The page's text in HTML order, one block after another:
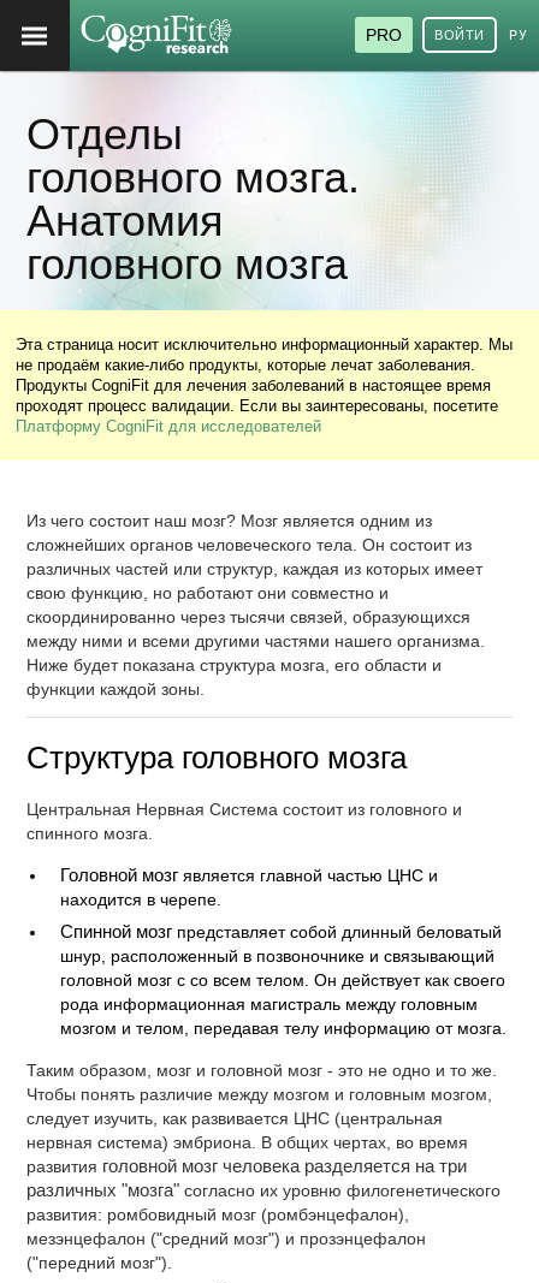
PRO ВОЙТИ
Отделы
головного мозга.
Анатомия
головного мозга
Эта страница носит исключительно информационный характер. Мы
не продаём какие-либо продукты, которые лечат заболевания.
Продукты CogniFit для лечения заболеваний в настоящее время
проходят процесс валидации. Если вы заинтересованы, посетите
Платформу CogniFit для исследователей
Из чего состоит наш мозг? Мозг является одним из
сложнейших органов человеческого тела. Он состоит из
различных частей или структур, каждая из которых имеет
свою функцию, но работают они совместно и
скоординированно через тысячи связей, образующихся
между ними и всеми другими частями нашего организма.
Ниже будет показана структура мозга, его области и
функции каждой зоны.
Структура головного мозга
Центральная Нервная Система состоит из головного и
спинного мозга.
Головной мозг является главной частью ЦНС и
находится в черепе.
Спинной мозг представляет собой длинный беловатый
шнур, расположенный в позвоночнике и связывающий
головной мозг с со всем телом. Он действует как своего
рода информационная магистраль между головным
мозгом и телом, передавая телу информацию от мозга.
Таким образом, мозг и головной мозг - это не одно и то же.
Чтобы понять различие между мозгом и головным мозгом,
следует изучить, как развивается ЦНС (центральная
нервная система) эмбриона. В общих чертах, во время
развития головной мозг человека разделяется на три
различных "мозга" согласно их уровню филогенетического
развития: ромбовидный мозг (ромбэнцефалон),
мезэнцефалон ("средний мозг") и прозэнцефалон
("передний мозг").